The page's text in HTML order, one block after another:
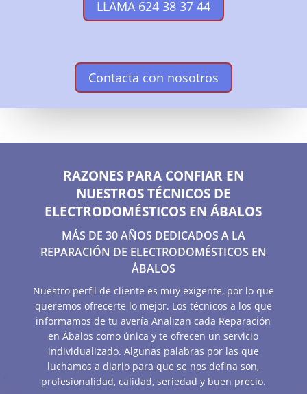
LLAMA 624 38 37 44
Contacta con nosotros
RAZONES PARA CONFIAR EN
NUESTROS TÉCNICOS DE
ELECTRODOMÉSTICOS EN ÁBALOS
MÁS DE 30 AÑOS DEDICADOS A LA
REPARACIÓN DE ELECTRODOMÉSTICOS EN
ÁBALOS
Nuestro perfil de cliente es muy exigente, por lo que
queremos ofrecerte lo mejor. Los técnicos a los que
informamos de tu avería Analizan cada Reparación
en Ábalos como única y te ofrecen un servicio
individualizado. Algunas palabras por las que
luchamos a diario para que se nos defina son,
profesionalidad, calidad, seriedad y buen precio.